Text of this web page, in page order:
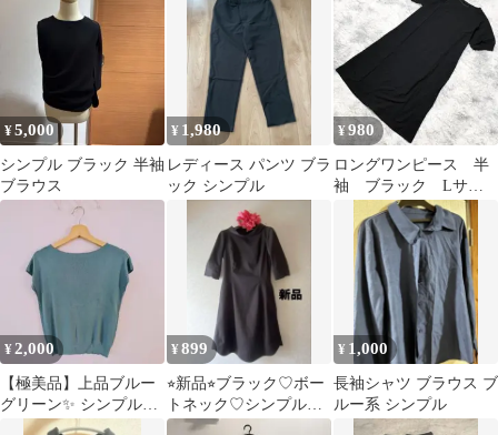
¥5,000
シンプル ブラック 半袖
ブラウス
¥ 1,980
レディース パンツ ブラ
ック シンプル
¥980
ロングワンピース 半
袖 ブラック Lサイ
ズ シンプルデザイン
¥2,000
【極美品】上品ブルー
グリーン✨ シンプルノ
ースリーブニット リブ
¥899
⭐︎新品⭐︎ブラック♡ボー
トネック♡シンプルで
袖と裾がオシャレなフ
¥ 1,000
長袖シャツ ブラウス ブ
ルー系 シンプル